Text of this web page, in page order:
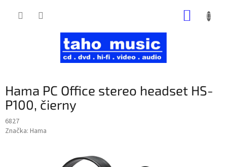
Hama PC Office stereo headset HS-
P100, čierny
6827
Značka: Hama